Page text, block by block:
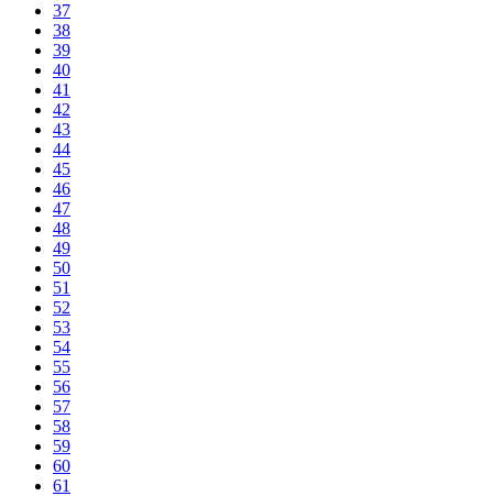
37
38
39
40
41
42
43
44
45
46
47
48
49
50
51
52
53
54
55
56
57
58
59
60
61